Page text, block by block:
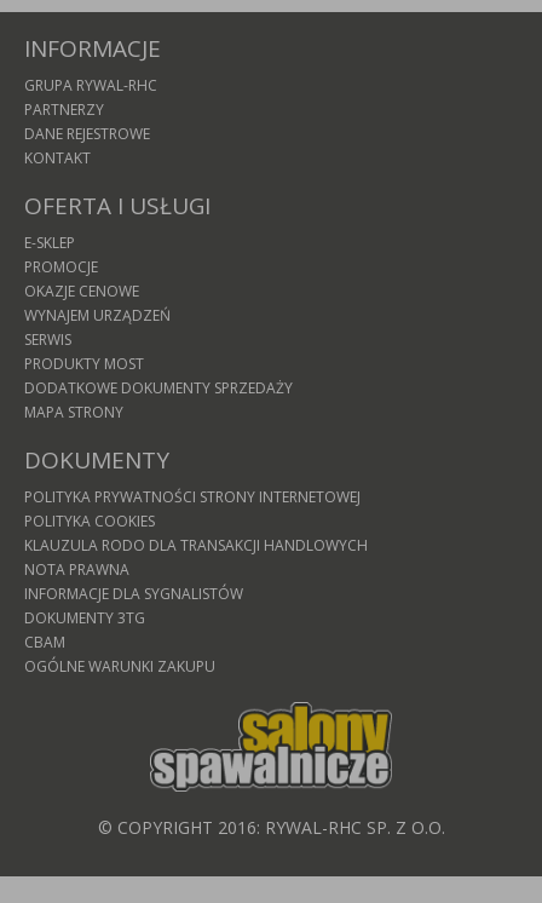
INFORMACJE
GRUPA RYWAL-RHC
PARTNERZY
DANE REJESTROWE
KONTAKT
OFERTA I USŁUGI
E-SKLEP
PROMOCJE
OKAZJE CENOWE
WYNAJEM URZĄDZEŃ
SERWIS
PRODUKTY MOST
DODATKOWE DOKUMENTY SPRZEDAŻY
MAPA STRONY
DOKUMENTY
POLITYKA PRYWATNOŚCI STRONY INTERNETOWEJ
POLITYKA COOKIES
KLAUZULA RODO DLA TRANSAKCJI HANDLOWYCH
NOTA PRAWNA
INFORMACJE DLA SYGNALISTÓW
DOKUMENTY 3TG
CBAM
OGÓLNE WARUNKI ZAKUPU
© COPYRIGHT 2016: RYWAL-RHC SP. Z O.O.